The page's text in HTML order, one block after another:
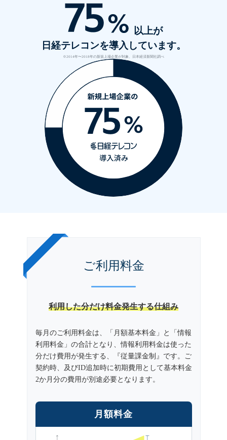
以上が
日経テレコンを導入しています。
※2014年〜2018年の新規上場企業が対象、日本経済新聞社調べ
ご利用料金
利用した分だけ料金発生する仕組み
毎月のご利用料金は、「月額基本料金」と「情報
利用料金」の合計となり、情報利用料金は使った
分だけ費用が発生する、『従量課金制』です。ご
契約時、及びID追加時に初期費用として基本料金
2か月分の費用が別途必要となります。
月額料金